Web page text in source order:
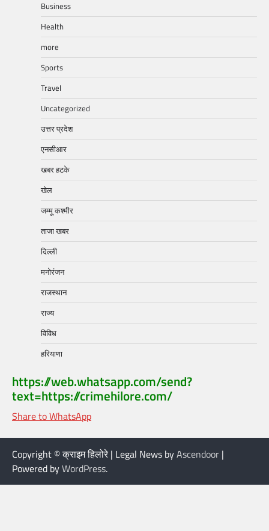
Business
Health
more
Sports
Travel
Uncategorized
उत्तर प्रदेश
एनसीआर
खबर हटके
खेल
जम्मू कश्मीर
ताजा खबर
दिल्ली
मनोरंजन
राजस्थान
राज्य
विविध
हरियाणा
https://web.whatsapp.com/send?
text=https://crimehilore.com/
Share to WhatsApp
Copyright © क्राइम हिलोरे | Legal News byAscendoor |
Powered byWordPress.